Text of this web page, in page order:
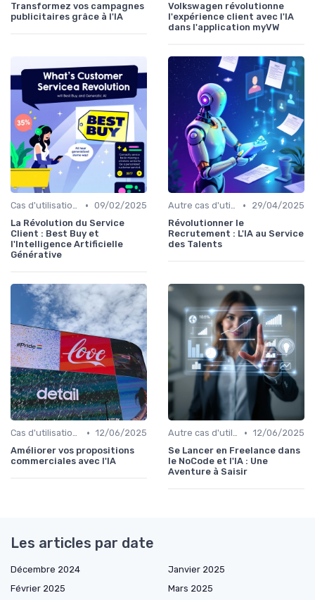
Transformez vos campagnes
publicitaires grâce à l'IA
Volkswagen révolutionne
l'expérience client avec l'IA
dans l'application myVW
Cas d'utilisation IA relation client • 09/02/2025
La Révolution du Service
Client : Best Buy et
l'Intelligence Artificielle
Générative
Autre cas d'utilisation •
29/04/2025
Révolutionner le
Recrutement : L'IA au Service
des Talents
Cas d'utilisation IA Vente • 12/06/2025
Améliorer vos propositions
commerciales avec l'IA
Autre cas d'utilisation • 12/06/2025
Se Lancer en Freelance dans
le NoCode et l'IA : Une
Aventure à Saisir
Les articles par date
Décembre 2024
Janvier 2025
Février 2025
Mars 2025